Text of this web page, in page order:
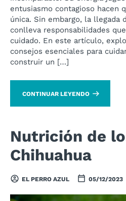
entusiasmo contagioso hacen
única. Sin embargo, la llegada
conlleva responsabilidades
cuidado. En este artículo,
consejos esenciales para
construir un […]
CONTINUAR LEYENDO
Nutrición de
Chihuahua
EL PERRO AZUL 05/12/2023